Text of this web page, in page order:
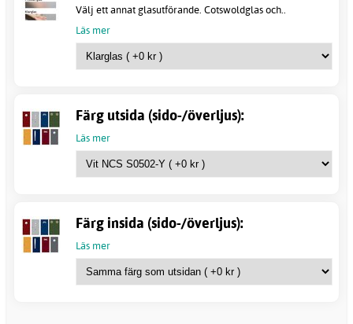
Välj ett annat glasutförande. Cotswoldglas och..
Läs mer
Färg utsida (sido-/överljus):
Läs mer
Färg insida (sido-/överljus):
Läs mer